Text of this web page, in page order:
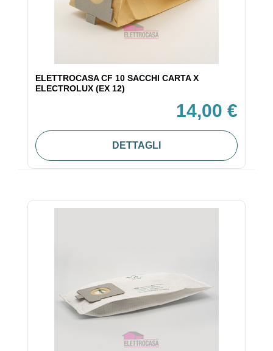
ELETTROCASA CF 10 SACCHI CARTA X
ELECTROLUX (EX 12)
14,00 €
DETTAGLI